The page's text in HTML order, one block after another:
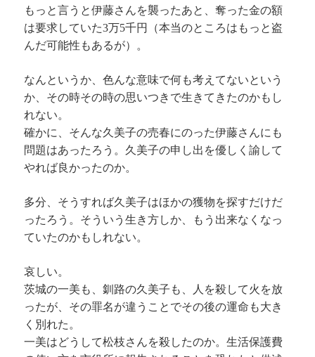
もっと言うと伊藤さんを襲ったあと、奪った金の額
は要求していた3万5千円（本当のところはもっと盗
んだ可能性もあるが）。
なんというか、色んな意味で何も考えてないという
か、その時その時の思いつきで生きてきたのかもし
れない。
確かに、そんな久美子の売春にのった伊藤さんにも
問題はあったろう。久美子の申し出を優しく諭して
やれば良かったのか。
多分、そうすれば久美子はほかの獲物を探すだけだ
ったろう。そういう生き方しか、もう出来なくなっ
ていたのかもしれない。
哀しい。
茨城の一美も、釧路の久美子も、人を殺して火を放
ったが、その罪名が違うことでその後の運命も大き
く別れた。
一美はどうして松枝さんを殺したのか。生活保護費